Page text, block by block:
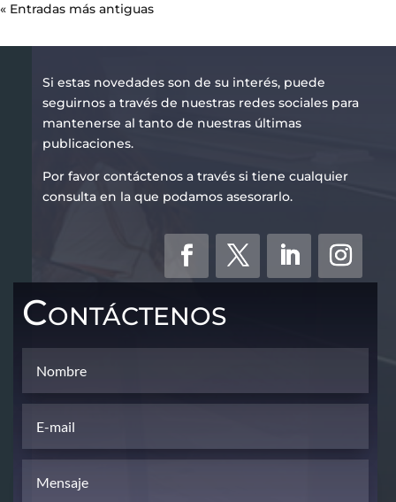
« Entradas más antiguas
Si estas novedades son de su interés, puede
seguirnos a través de nuestras redes sociales para
mantenerse al tanto de nuestras últimas
publicaciones.
Por favor contáctenos a través si tiene cualquier
consulta en la que podamos asesorarlo.
Contáctenos